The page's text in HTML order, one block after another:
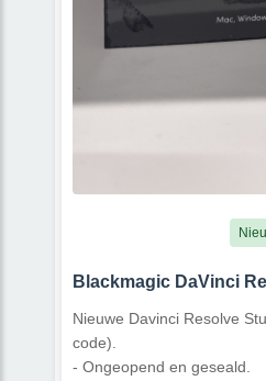
Blackmagic DaVinci
Nieuwe Davinci Resolve
code).
- Ongeopend en geseald.